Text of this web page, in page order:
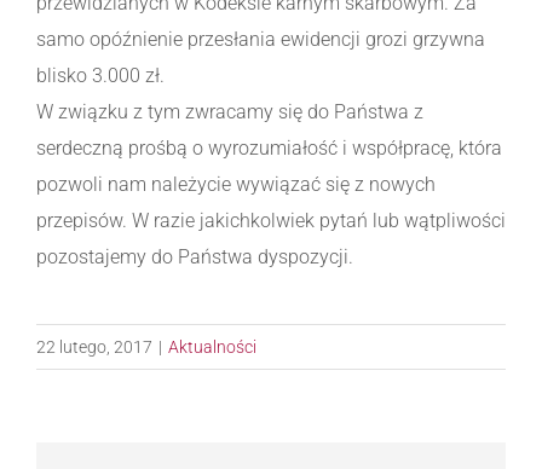
samo opóźnienie przesłania ewidencji grozi grzywna
blisko 3.000 zł.
W związku z tym zwracamy się do Państwa z
serdeczną prośbą o wyrozumiałość i współpracę, która
pozwoli nam należycie wywiązać się z nowych
przepisów. W razie jakichkolwiek pytań lub wątpliwości
pozostajemy do Państwa dyspozycji.
22 lutego, 2017 | Aktualności